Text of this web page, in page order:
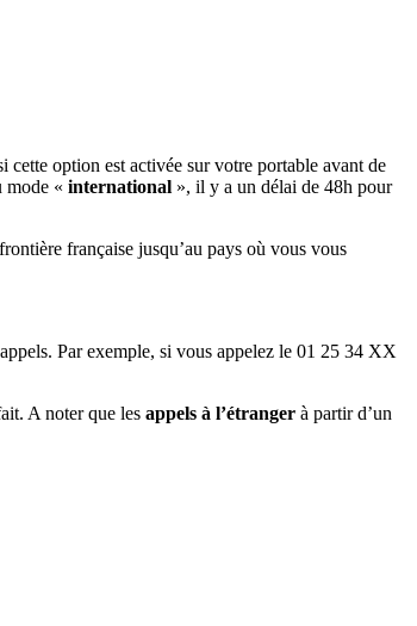
option est activée sur votre portable avant de
mode « international », il y a un délai de 48h pour
française jusqu’au pays où vous vous
Par exemple, si vous appelez le 01 25 34 XX
A noter que les appels à l’étranger à partir d’un